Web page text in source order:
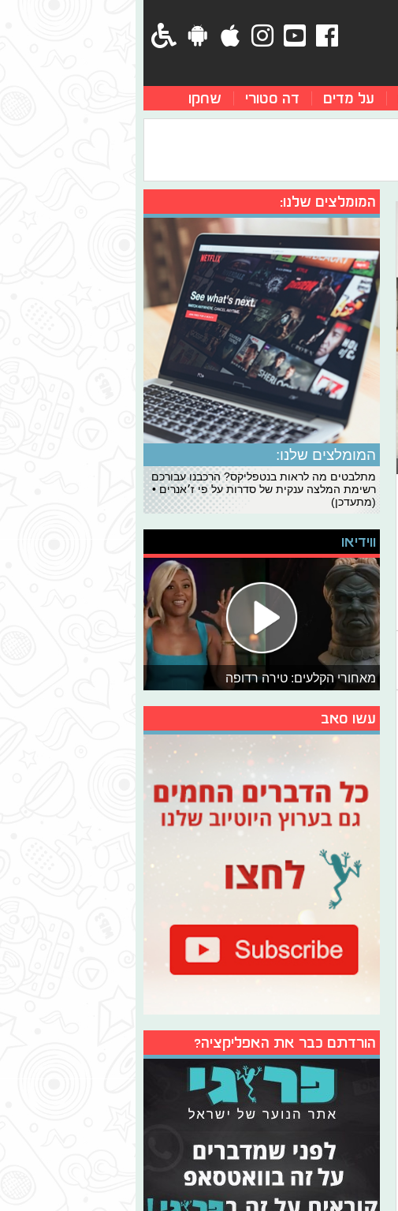
על מדים דה סטורי שחקו
המומלצים שלנו:
המומלצים שלנו:
מתלבטים מה לראות בנטפליקס? הרכבנו עבורכם
רשימת המלצה ענקית של סדרות על פי ז׳אנרים •
(מתעדכן)
ווידיאו
מאחורי הקלעים: טירה רדופה
עשו סאב
הורדתם כבר את האפליקציה?